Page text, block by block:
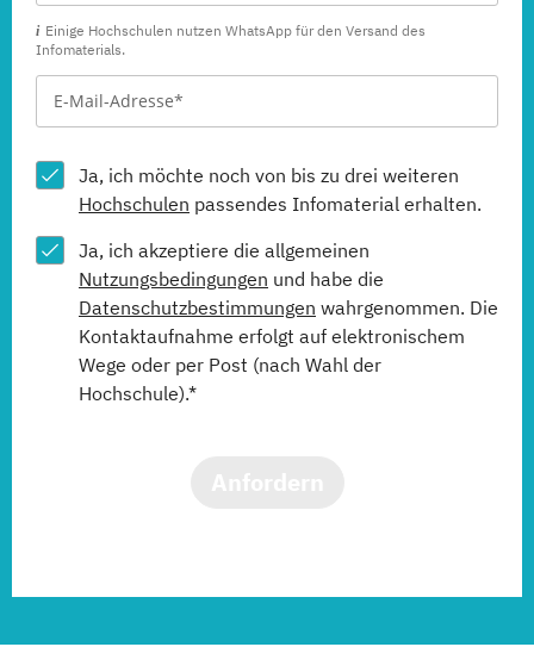
Einige Hochschulen nutzen WhatsApp für den Versand des
Infomaterials.
Ja, ich möchte noch von bis zu drei weiteren
Hochschulen passendes Infomaterial erhalten.
Ja, ich akzeptiere die allgemeinen
Nutzungsbedingungen und habe die
Datenschutzbestimmungen wahrgenommen. Die
Kontaktaufnahme erfolgt auf elektronischem
Wege oder per Post (nach Wahl der
Hochschule).*